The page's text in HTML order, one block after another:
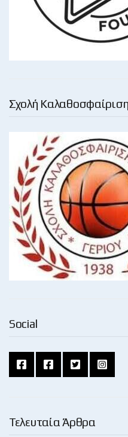
Σχολή
Social
Τελευταία Άρθρα